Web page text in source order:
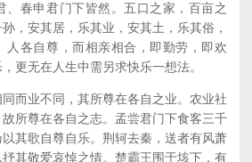
、春申君门下皆然。五口之家，百亩之
，安其居，乐其业，安其土，乐其俗，
人各自尊，而相亲相合，即勤劳，即欢
更无在人生中需另求快乐一想法。
业不同，其所尊在各自之业。农业社
所尊在各自之志。孟尝君门下食客三千
其歌自尊自乐。荆轲去秦，送者有风萧
其敬爱哀悼之情。楚霸王围于垓下，有